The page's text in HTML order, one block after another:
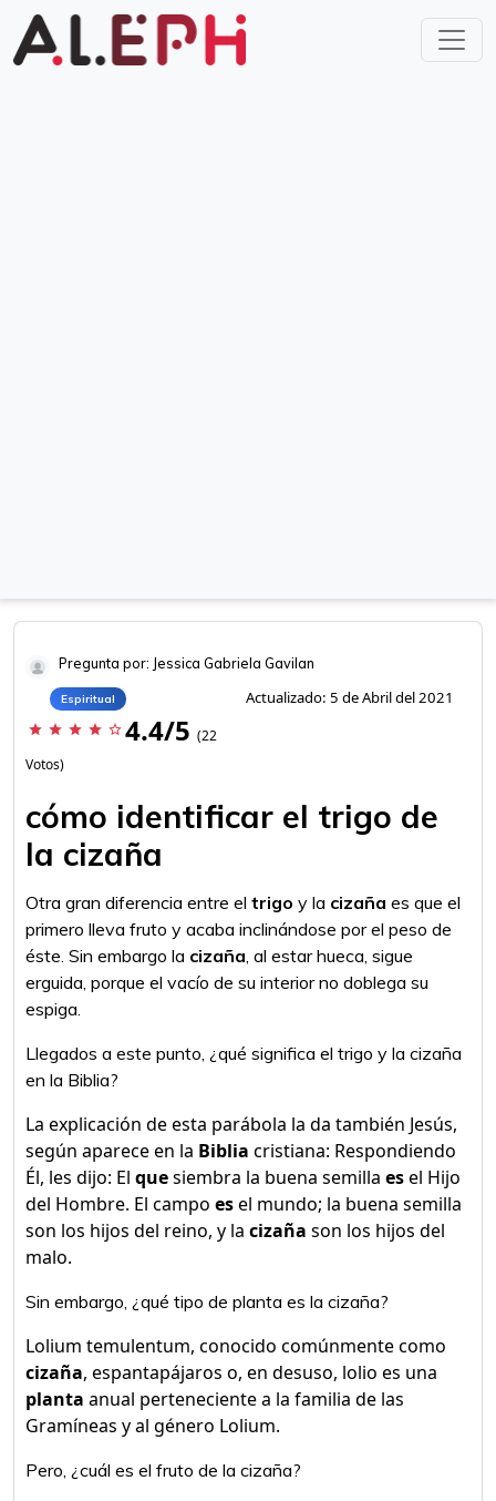
Pregunta por: Jessica Gabriela Gavilan
Espiritual Actualizado: 5 de Abril del 2021
star star star star star_border 4.4/5 (22
Votos)
cómo identificar el trigo de
la cizaña
Otra gran diferencia entre el trigo y la cizaña es que el
primero lleva fruto y acaba inclinándose por el peso de
éste. Sin embargo la cizaña, al estar hueca, sigue
erguida, porque el vacío de su interior no doblega su
espiga.
Llegados a este punto, ¿qué significa el trigo y la cizaña
en la Biblia?
La explicación de esta parábola la da también Jesús,
según aparece en la Biblia cristiana: Respondiendo
Él, les dijo: El quesiembra la buena semilla esel Hijo
del Hombre. El campo esel mundo; la buena semilla
son los hijos del reino, y la cizaña son los hijos del
malo.
Sin embargo, ¿qué tipo de planta es la cizaña?
Lolium temulentum, conocido comúnmente como
cizaña, espantapájaros o, en desuso, lolio es una
planta anual perteneciente a la familia de las
Gramíneas y al género Lolium.
Pero, ¿cuál es el fruto de la cizaña?